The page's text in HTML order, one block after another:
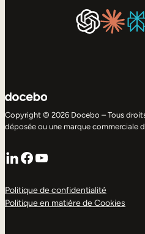
Copyright © 2026 Docebo – Tous
déposée ou une marque commerciale
LinkedIn
Facebook
YouTube
Politique de confidentialité
Politique en matière de Cookies